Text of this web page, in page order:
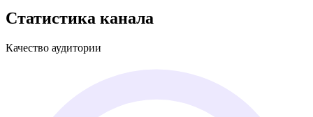
Статистика канала
Качество аудитории